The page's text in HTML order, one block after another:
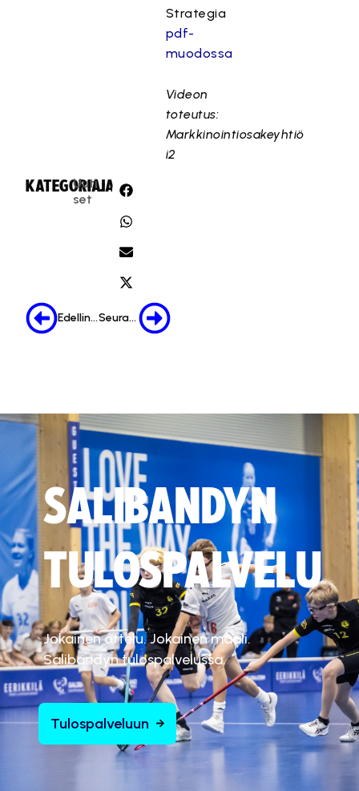
Strategia
pdf-
muodossa
Videon
toteutus:
Markkinointiosakeyhtiö
i2
KATEGORIA:
Uuti
set
JAA:
Edellinen Seuraava
SALIBANDYN
TULOSPALVELU
Jokainen ottelu. Jokainen maali.
Salibandyn tulospalvelussa.
Tulospalveluun